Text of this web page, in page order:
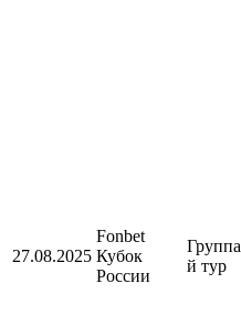
27.08.2025
Fonbet
Кубок
России
й тур